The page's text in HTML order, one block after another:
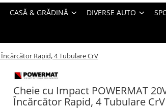
CASĂ & GRĂDINĂ DIVERSE AUTO
Rapid, 4 Tubulare CrV
Cheie cu Impact POWERMAT
Încărcător Rapid, 4 Tubulare CrV